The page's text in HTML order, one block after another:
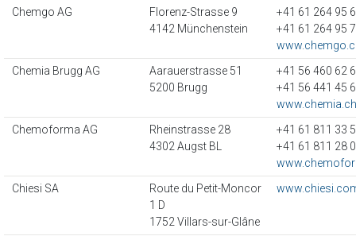
Chemgo AG
Florenz-Strasse 9
4142 Münchenstein
+41 61 264 95
+41 61 264 95
Chemia Brugg AG
Aarauerstrasse 51
5200 Brugg
+41 56 460 62
+41 56 441 45
www.chemia.ch
Chemoforma AG
Rheinstrasse 28
4302 Augst BL
+41 61 811 33
+41 61 811 28
Chiesi SA
Route du Petit-Moncor
1 D
1752 Villars-sur-Glâne